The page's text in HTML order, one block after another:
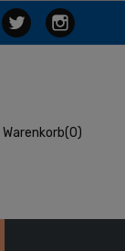
Warenkorb(0)